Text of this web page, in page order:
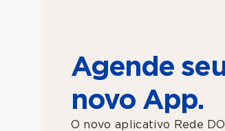
Agende
novo App.
O novo aplicativo Rede